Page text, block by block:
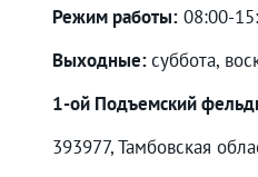
Режим работы: 08:00-
Выходные:суббота,
1-ой Подъемский
393977, Тамбовская